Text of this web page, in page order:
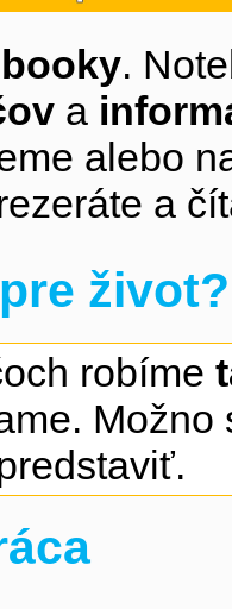
.
a
alebo
a
život?
robíme